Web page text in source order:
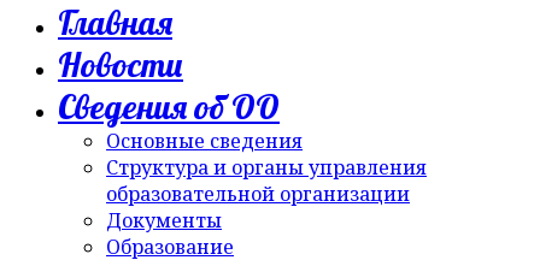
Главная
Новости
Сведения об ОО
Основные сведения
Структура и органы управления
образовательной организации
Документы
Образование